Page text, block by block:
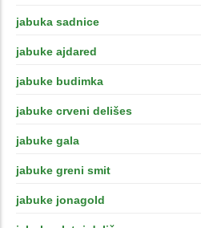
jabuka sadnice
jabuke ajdared
jabuke budimka
jabuke crveni delišes
jabuke gala
jabuke greni smit
jabuke jonagold